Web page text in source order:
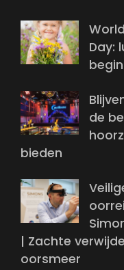
Day:
de
bieden
| Zachte
oorsmeer